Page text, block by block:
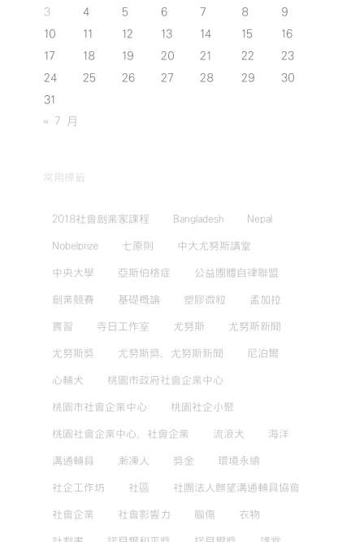
3
4 5 6 7 8
9
10
11 12 13 14 15
16
17
18 19 20 21 22
23
24
25 26 27 28 29
30
31
« 7 月
常用標籤
2018社會創業家課程 Bangladesh Nepal
Nobelprize 七原則 中大尤努斯講堂
中央大學 亞斯伯格症 公益團體自律聯盟
創業競賽 基礎概論 塑膠微粒 孟加拉
實習 寺日工作室 尤努斯 尤努斯新聞
尤努斯獎 尤努斯獎，尤努斯新聞 尼泊爾
心輔犬 桃園市政府社會企業中心
桃園市社會企業中心 桃園社企小聚
桃園社會企業中心，社會企業 流浪犬 海洋
溝通輔具 漸凍人 獎金 環境永續
社企工作坊 社區 社團法人麒望溝通輔具協會
社會企業 社會影響力 腦傷 衣物